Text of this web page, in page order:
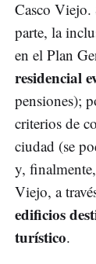
Casco Viejo.
parte, la
en el Plan
residencial
pensiones);
criterios de
ciudad (se
y,
Viejo, a
edificios
turístico.